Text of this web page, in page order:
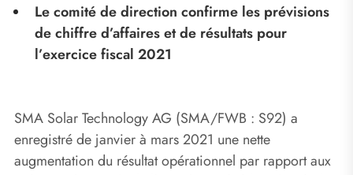
Le comité de direction confirme les prévisions
de chiffre d’affaires et de résultats pour
l’exercice fiscal 2021
SMA Solar Technology AG (SMA/FWB : S92) a
enregistré de janvier à mars 2021 une nette
augmentation du résultat opérationnel par rapport aux